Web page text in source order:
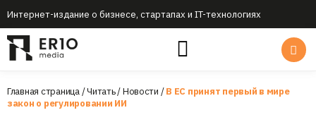
Интернет-издание о бизнесе, стартапах и IT-технологиях
Главная страница/Читать/Новости /В ЕС принят первый в мире
закон о регулировании ИИ